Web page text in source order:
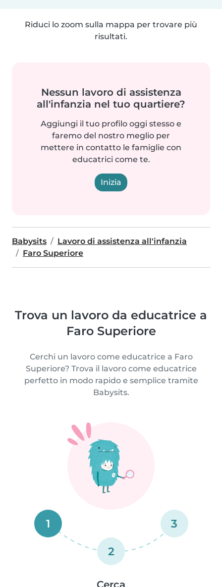
Riduci lo zoom sulla mappa per trovare più
risultati.
Nessun lavoro di assistenza
all'infanzia nel tuo quartiere?
Aggiungi il tuo profilo oggi stesso e
faremo del nostro meglio per
mettere in contatto le famiglie con
educatrici come te.
Inizia
Babysits
Lavoro di assistenza all'infanzia
Faro Superiore
Trova un lavoro da educatrice a
Faro Superiore
Cerchi un lavoro come educatrice a Faro
Superiore? Trova il lavoro come educatrice
perfetto in modo rapido e semplice tramite
Babysits.
1
2
3
Cerca